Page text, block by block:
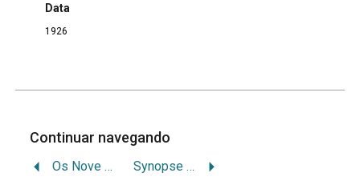
Data
1926
Continuar navegando
Os Nove Officios e Outras Piedosas Práticas em Honra do Sagrado Coração de Jesus Synopse Evangélica Segundo os Ultimos Dados da Sciencia